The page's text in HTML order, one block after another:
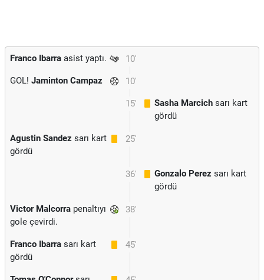
10'
Franco Ibarra asist yaptı.
10'
GOL! Jaminton Campaz
15' Sasha Marcich sarı kart
gördü
25'
Agustin Sandez sarı kart
gördü
36' Gonzalo Perez sarı kart
gördü
38'
Victor Malcorra penaltıyı
gole çevirdi.
45'
Franco Ibarra sarı kart
gördü